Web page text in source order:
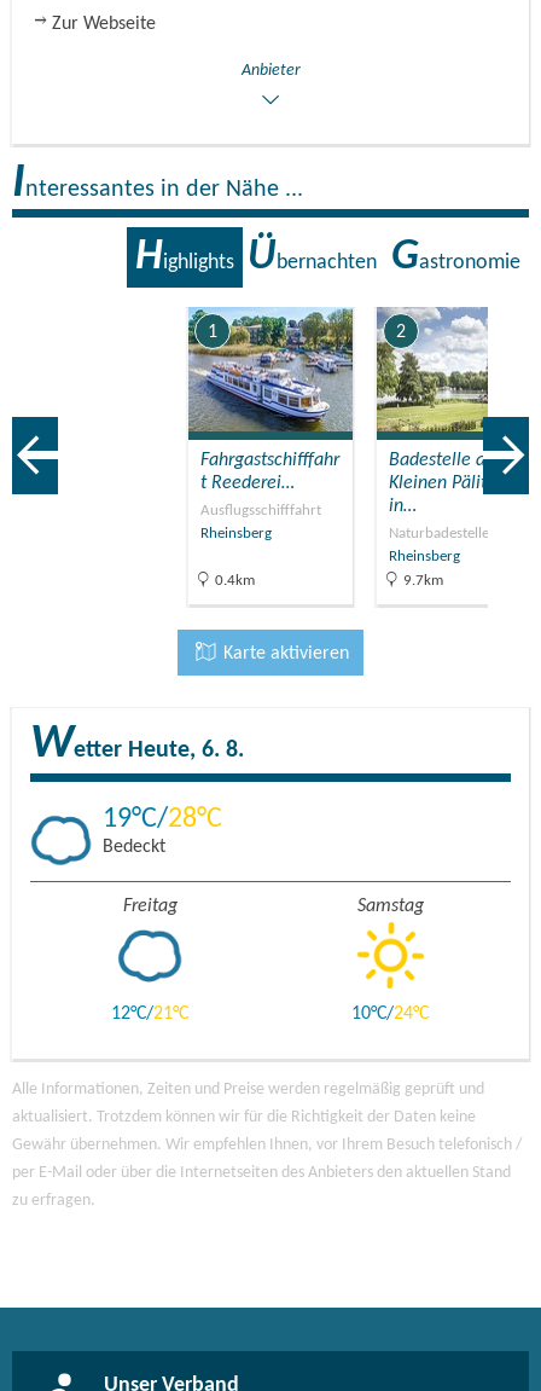
Zur Webseite
Anbieter
Interessantes in der Nähe ...
Highlights Übernachten Gastronomie
1
Fahrgastschifffahr
t Reederei…
Ausflugsschifffahrt
Rheinsberg
0.4km
2
Badestelle am
Kleinen Pälitzsee
in…
Naturbadestellen
Rheinsberg
9.7km
Karte aktivieren
Wetter Heute, 6. 8.
19 28
Bedeckt
Freitag
12 21
Samstag
10 24
Alle Informationen, Zeiten und Preise werden regelmäßig geprüft und
aktualisiert. Trotzdem können wir für die Richtigkeit der Daten keine
Gewähr übernehmen. Wir empfehlen Ihnen, vor Ihrem Besuch telefonisch /
per E-Mail oder über die Internetseiten des Anbieters den aktuellen Stand
zu erfragen.
Unser Verband